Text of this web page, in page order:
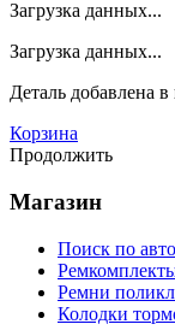
Загрузка данных...
Загрузка данных...
Деталь добавлена в
Корзина
Продолжить
Магазин
Поиск по
Ремни
Колодки